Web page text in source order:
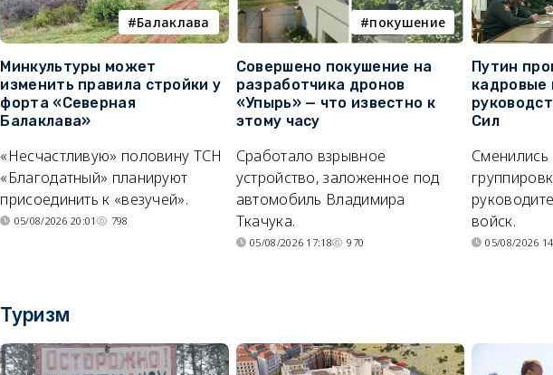
Балаклава
Минкультуры может
изменить правила стройки у
форта «Северная
Балаклава»
«Несчастливую» половину ТСН
«Благодатный» планируют
присоединить к «везучей».
05/08/2026 20:01 798
покушение
Совершено покушение на
разработчика дронов
«Упырь» — что известно к
этому часу
Сработало взрывное
устройство, заложенное под
автомобиль Владимира
Ткачука.
05/08/2026 17:18 970
Путин
кадровые
Сил
войск.
05/08/2026
Туризм